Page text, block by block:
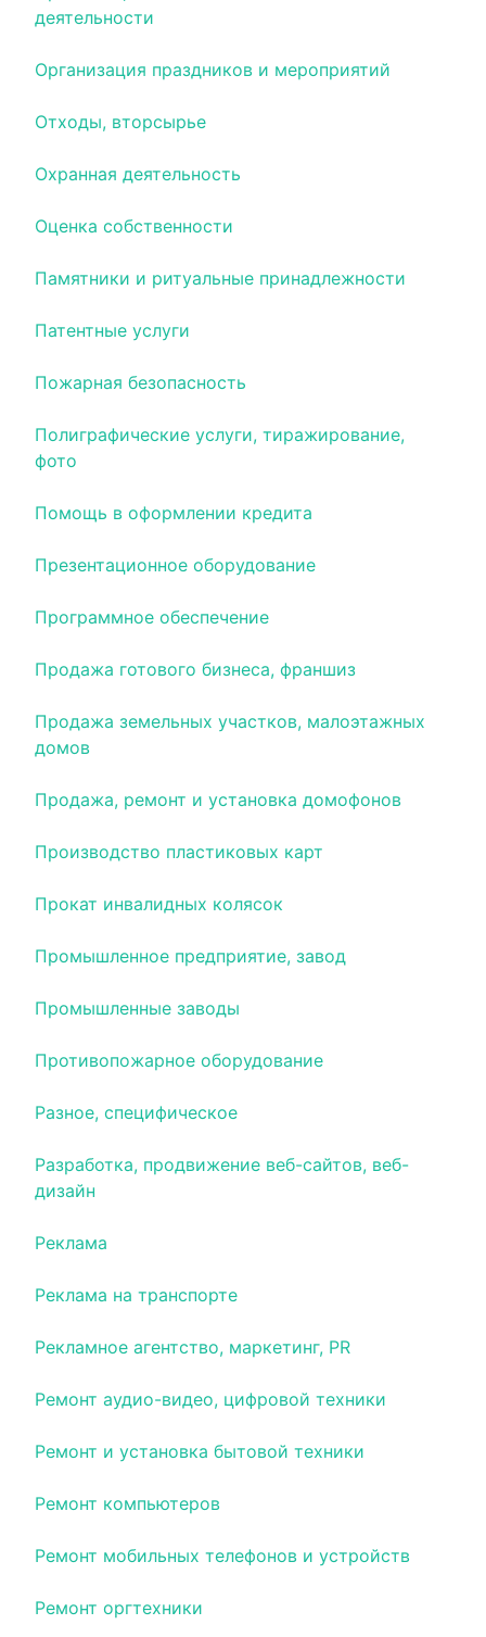
деятельности
Организация праздников и мероприятий
Отходы, вторсырье
Охранная деятельность
Оценка собственности
Памятники и ритуальные принадлежности
Патентные услуги
Пожарная безопасность
Полиграфические услуги, тиражирование,
фото
Помощь в оформлении кредита
Презентационное оборудование
Программное обеспечение
Продажа готового бизнеса, франшиз
Продажа земельных участков, малоэтажных
домов
Продажа, ремонт и установка домофонов
Производство пластиковых карт
Прокат инвалидных колясок
Промышленное предприятие, завод
Промышленные заводы
Противопожарное оборудование
Разное, специфическое
Разработка, продвижение веб-сайтов, веб-
дизайн
Реклама
Реклама на транспорте
Рекламное агентство, маркетинг, PR
Ремонт аудио-видео, цифровой техники
Ремонт и установка бытовой техники
Ремонт компьютеров
Ремонт мобильных телефонов и устройств
Ремонт оргтехники